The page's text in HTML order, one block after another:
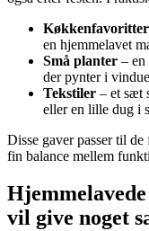
Køkkenfavoritter
en hjemmelavet
Små planter –
der pynter i
Tekstiler – et sæt
eller en lille dug i
Disse gaver passer til
fin balance mellem
vil give noget